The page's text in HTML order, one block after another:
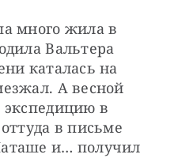
много жила в
Вальтера
каталась на
А весной
экспедицию в
в письме
и… получил